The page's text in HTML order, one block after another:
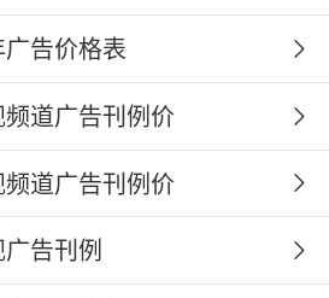
告价格表
道广告刊例价
道广告刊例价
告刊例